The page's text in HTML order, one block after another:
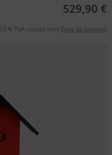
529,90 €
19 % TVA incluse hors Frais de livraison